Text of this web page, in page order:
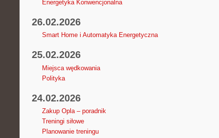
Energetyka Konwencjonalna
26.02.2026
Smart Home i Automatyka Energetyczna
25.02.2026
Miejsca wędkowania
Polityka
24.02.2026
Zakup Opla – poradnik
Treningi siłowe
Planowanie treningu